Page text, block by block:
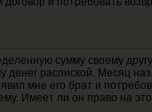
сумму своему
распиской. Месяц
мне его брат и
Имеет ли он право на